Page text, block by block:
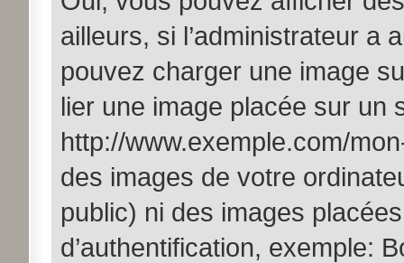
ailleurs, si l’administrateur a
pouvez charger une image
lier une image placée sur un
http://www.exemple.com/
des images de votre
public) ni des images
d’authentification, exemple: